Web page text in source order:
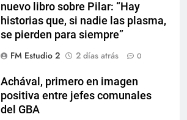
nuevo libro sobre Pilar: “Hay
historias que, si nadie las plasma,
se pierden para siempre”
FM Estudio 2
2 días atrás 0
Achával, primero en imagen
positiva entre jefes comunales
del GBA